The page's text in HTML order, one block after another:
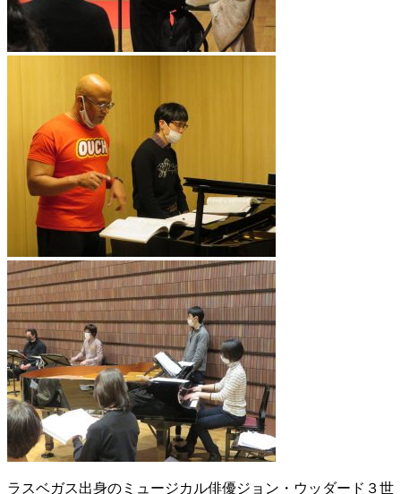
ラスベガス出身のミュージカル俳優ジョン・ウッダード３世